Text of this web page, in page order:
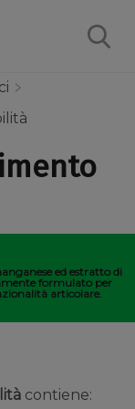
ed estratto di
formulato per
articolare.
contiene: